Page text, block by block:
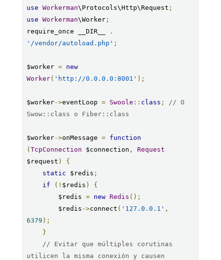
use Workerman\Protocols\Http\Request ;
use Workerman\Worker;
require_once __DIR__
.
'/vendor/autoload.php' ;
$worker =
new
Worker( 'http://0.0.0.0:8001' );
$worker->eventLoop = Swoole :: class ;
// O
Swow::class o Fiber::class
$worker->onMessage =
function
( TcpConnection $connection ,
Request
$request )
{
static $redis ;
if
(! $redis )
{
        $redis
= new Redis ();
        $redis
->connect ( '127.0.0.1' ,
6379 );
}
// Evitar que múltiples corutinas
utilicen la misma conexión y causen